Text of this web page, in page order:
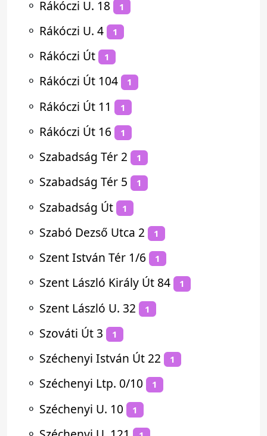
⚬ Rákóczi U. 18 1
⚬ Rákóczi U. 4 1
⚬ Rákóczi Út 1
⚬ Rákóczi Út 104 1
⚬ Rákóczi Út 11 1
⚬ Rákóczi Út 16 1
⚬ Szabadság Tér 2 1
⚬ Szabadság Tér 5 1
⚬ Szabadság Út 1
⚬ Szabó Dezső Utca 2 1
⚬ Szent István Tér 1/6 1
⚬ Szent László Király Út 84 1
⚬ Szent László U. 32 1
⚬ Szováti Út 3 1
⚬ Széchenyi István Út 22 1
⚬ Széchenyi Ltp. 0/10 1
⚬ Széchenyi U. 10 1